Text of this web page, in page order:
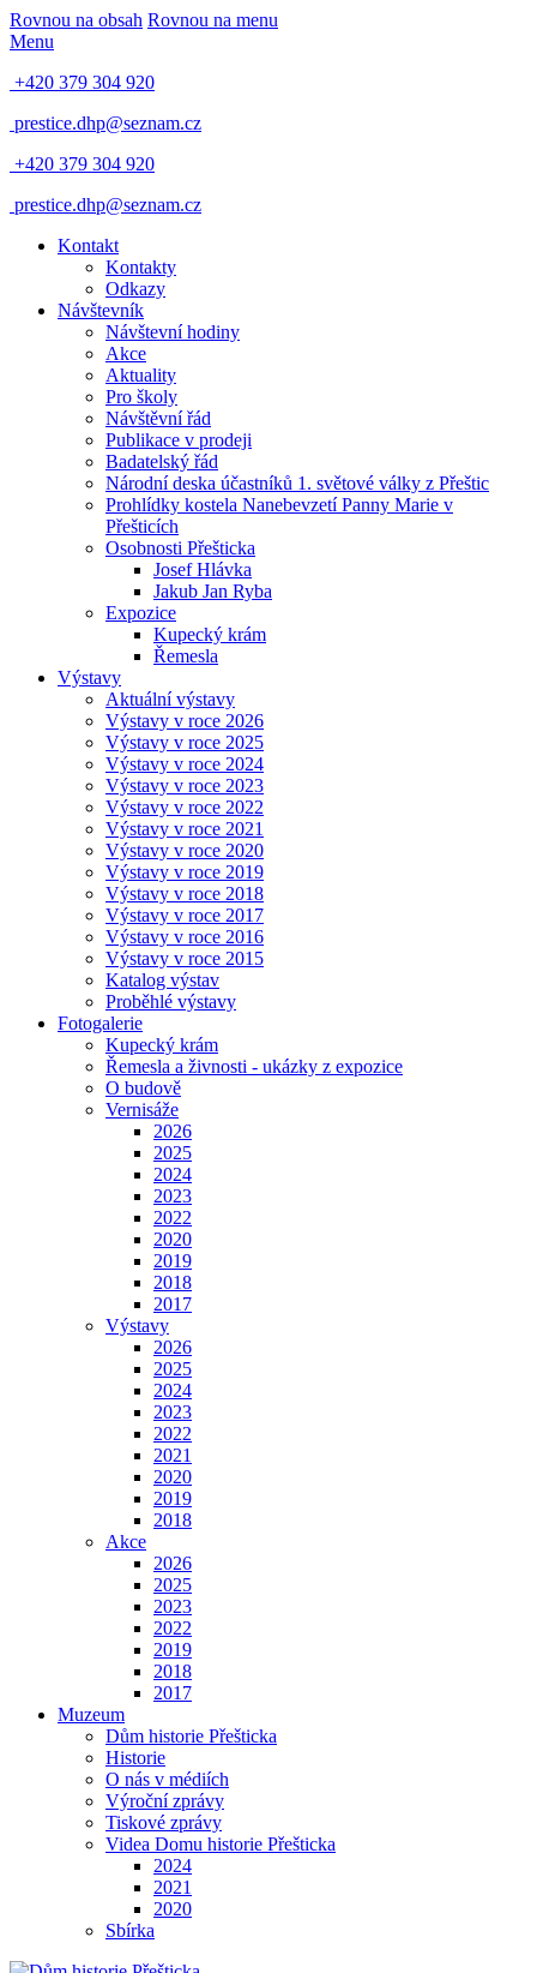
Rovnou na obsah Rovnou na menu
Menu
+420 379 304 920
prestice.dhp@seznam.cz
+420 379 304 920
prestice.dhp@seznam.cz
Kontakt
Kontakty
Odkazy
Návštevník
Návštevní hodiny
Akce
Aktuality
Pro školy
Návštěvní řád
Publikace v prodeji
Badatelský řád
Národní deska účastníků 1. světové války z Přeštic
Prohlídky kostela Nanebevzetí Panny Marie v
Přešticích
Osobnosti Přešticka
Josef Hlávka
Jakub Jan Ryba
Expozice
Kupecký krám
Řemesla
Výstavy
Aktuální výstavy
Výstavy v roce 2026
Výstavy v roce 2025
Výstavy v roce 2024
Výstavy v roce 2023
Výstavy v roce 2022
Výstavy v roce 2021
Výstavy v roce 2020
Výstavy v roce 2019
Výstavy v roce 2018
Výstavy v roce 2017
Výstavy v roce 2016
Výstavy v roce 2015
Katalog výstav
Proběhlé výstavy
Fotogalerie
Kupecký krám
Řemesla a živnosti - ukázky z expozice
O budově
Vernisáže
2026
2025
2024
2023
2022
2020
2019
2018
2017
Výstavy
2026
2025
2024
2023
2022
2021
2020
2019
2018
Akce
2026
2025
2023
2022
2019
2018
2017
Muzeum
Dům historie Přešticka
Historie
O nás v médiích
Výroční zprávy
Tiskové zprávy
Videa Domu historie Přešticka
2024
2021
2020
Sbírka